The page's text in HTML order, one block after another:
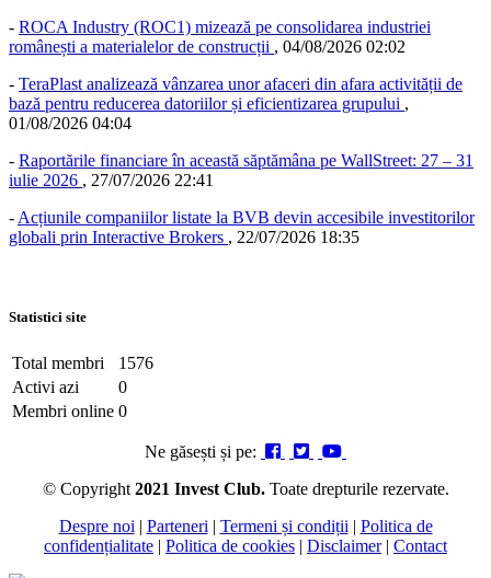
- ROCA Industry (ROC1) mizează pe consolidarea industriei
românești a materialelor de construcții , 04/08/2026 02:02
- TeraPlast analizează vânzarea unor afaceri din afara activității de
bază pentru reducerea datoriilor și eficientizarea grupului ,
01/08/2026 04:04
- Raportările financiare în această săptămâna pe WallStreet: 27 – 31
iulie 2026 , 27/07/2026 22:41
- Acțiunile companiilor listate la BVB devin accesibile investitorilor
globali prin Interactive Brokers , 22/07/2026 18:35
Statistici site
Total membri
1576
Activi azi
0
Membri online 0
Ne găsești și pe:
© Copyright 2021 Invest Club. Toate drepturile rezervate.
Despre noi | Parteneri | Termeni și condiții | Politica de
confidențialitate | Politica de cookies | Disclaimer| Contact